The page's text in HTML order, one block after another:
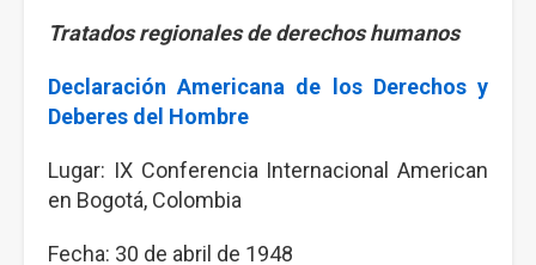
Tratados regionales de derechos humanos
Declaración Americana de los Derechos y
Deberes del Hombre
Lugar: IX Conferencia Internacional American
en Bogotá, Colombia
Fecha: 30 de abril de 1948